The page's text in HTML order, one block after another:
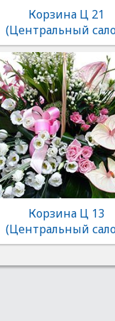
Корзина Ц 21
(Центральный
Корзина Ц 13
(Центральный